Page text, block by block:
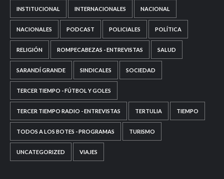
INSTITUCIONAL INTERNACIONALES NACIONAL
NACIONALES PODCAST POLICIALES POLÍTICA
RELIGIÓN ROMPECABEZAS - ENTREVISTAS SALUD
SARANDÍ GRANDE SINDICALES SOCIEDAD
TERCER TIEMPO - FÚTBOL Y GOLES
TERCER TIEMPO RADIO - ENTREVISTAS TERTULIA TIEMPO
TODOS A LOS BOTES - PROGRAMAS TURISMO
UNCATEGORIZED VIAJES